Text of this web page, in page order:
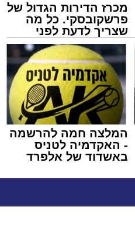
מכרז הדירות הגדול של
פרשקובסקי. כל מה
שצריך לדעת לפני
שמגישים הצעה לדירה
באשדוד
המלצה חמה להרשמה
- האקדמיה לטניס
באשדוד של אלפרד